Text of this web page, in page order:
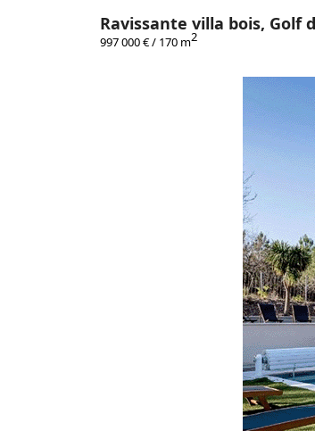
Ravissante villa bois, Golf
997 000 € / 170 m2